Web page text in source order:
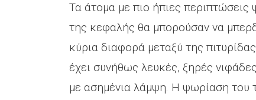
Τα άτομα με πιο ήπιες
της κεφαλής θα μπορούσαν να
κύρια διαφορά μεταξύ της
έχει συνήθως λευκές, ξηρές
με ασημένια λάμψη. Η ψωρίαση του